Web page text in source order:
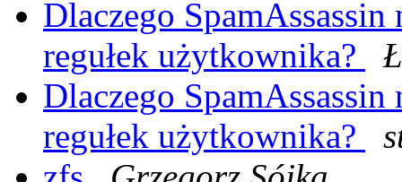
Dlaczego SpamAssassin
regułek użytkownika?
Dlaczego SpamAssassin
regułek użytkownika?